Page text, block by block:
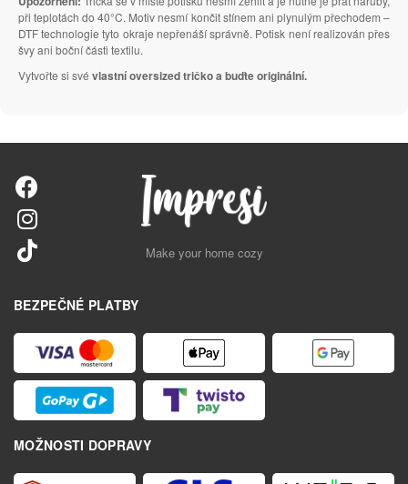
při teplotách do 40°C. Motiv nesmí končit stínem ani plynulým přechodem –
DTF technologie tyto okraje nepřenáší správně. Potisk není realizován přes
švy ani boční části textilu.
Vytvořte si své vlastní oversized tričko a buďte originální.
Make your home cozy
BEZPEČNÉ PLATBY
MOŽNOSTI DOPRAVY